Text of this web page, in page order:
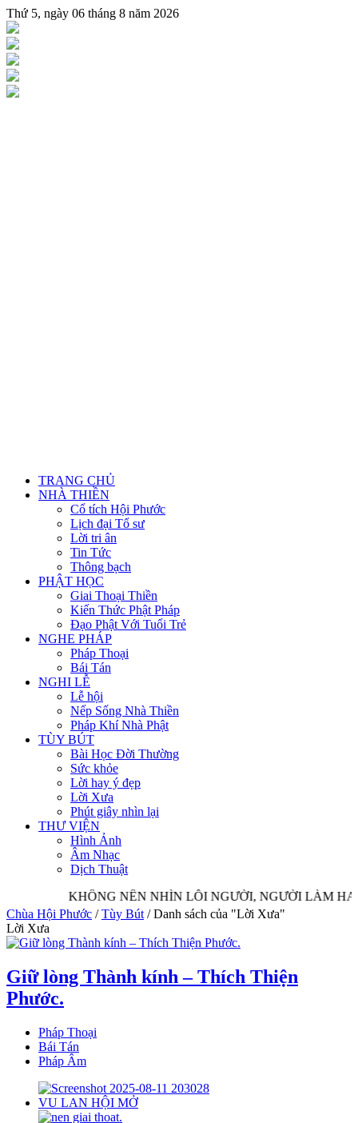
Thứ 5, ngày 06 tháng 8 năm 2026
TRANG CHỦ
NHÀ THIỀN
Cổ tích Hội Phước
Lịch đại Tổ sư
Lời tri ân
Tin Tức
Thông bạch
PHẬT HỌC
Giai Thoại Thiền
Kiến Thức Phật Pháp
Đạo Phật Với Tuổi Trẻ
NGHE PHÁP
Pháp Thoại
Bái Tán
NGHI LỄ
Lễ hội
Nếp Sống Nhà Thiền
Pháp Khí Nhà Phật
TÙY BÚT
Bài Học Đời Thường
Sức khỏe
Lời hay ý đẹp
Lời Xưa
Phút giây nhìn lại
THƯ VIỆN
Hình Ảnh
Âm Nhạc
Dịch Thuật
KHÔNG NÊN NHÌN LỖI NGƯỜI, NGƯỜI LÀM
Chùa Hội Phước / Tùy Bút / Danh sách của "Lời Xưa"
Lời Xưa
Giữ lòng Thành kính – Thích Thiện
Phước.
Pháp Thoại
Bái Tán
Pháp Âm
VU LAN HỘI MỞ